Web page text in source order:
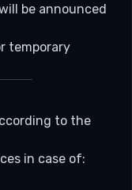
be announced
temporary
to the
in case of: